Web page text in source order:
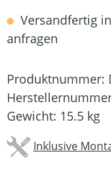
Versandfertig
anfragen
Produktnummer:
Gewicht: 15.5 kg
Inklusive